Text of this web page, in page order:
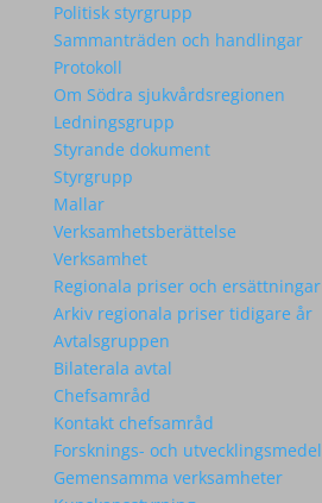
Politisk styrgrupp
Sammanträden och handlingar
Protokoll
Om Södra sjukvårdsregionen
Ledningsgrupp
Styrande dokument
Styrgrupp
Mallar
Verksamhetsberättelse
Verksamhet
Regionala priser och ersättningar
Arkiv regionala priser tidigare år
Avtalsgruppen
Bilaterala avtal
Chefsamråd
Kontakt chefsamråd
Forsknings- och utvecklingsmedel
Gemensamma verksamheter